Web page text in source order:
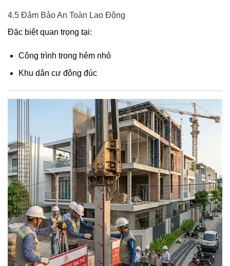
4.5 Đảm Bảo An Toàn Lao Động
Đặc biệt quan trọng tại:
Công trình trong hẻm nhỏ
Khu dân cư đông đúc